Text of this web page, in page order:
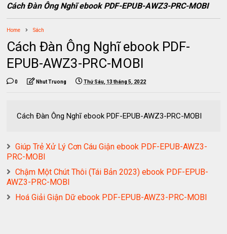
Cách Đàn Ông Nghĩ ebook PDF-EPUB-AWZ3-PRC-MOBI
Home Sách
Cách Đàn Ông Nghĩ ebook PDF-
EPUB-AWZ3-PRC-MOBI
0 Nhut Truong Thứ Sáu, 13 tháng 5, 2022
Cách Đàn Ông Nghĩ ebook PDF-EPUB-AWZ3-PRC-MOBI
Giúp Trẻ Xử Lý Cơn Cáu Giận ebook PDF-EPUB-AWZ3-
PRC-MOBI
Chậm Một Chút Thôi (Tái Bản 2023) ebook PDF-EPUB-
AWZ3-PRC-MOBI
Hoá Giải Giận Dữ ebook PDF-EPUB-AWZ3-PRC-MOBI